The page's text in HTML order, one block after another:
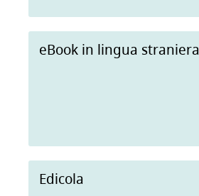
eBook in lingua straniera
Edicola